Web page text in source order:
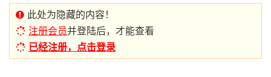
此处为隐藏的内容！
注册会员并登陆后，才能查看
已经注册，点击登录